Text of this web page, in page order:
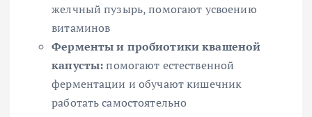
желчный пузырь, помогают усвоению
витаминов
Ферменты и пробиотики квашеной
капусты:помогают естественной
ферментации и обучают кишечник
работать самостоятельно